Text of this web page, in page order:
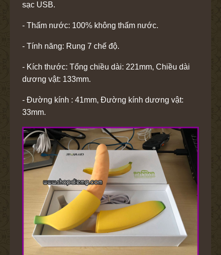
sạc USB.
- Thấm nước: 100% không thấm nước.
- Tính năng: Rung 7 chế độ.
- Kích thước: Tổng chiều dài: 221mm, Chiều dài
dương vật: 133mm.
- Đường kính : 41mm, Đường kính dương vật:
33mm.